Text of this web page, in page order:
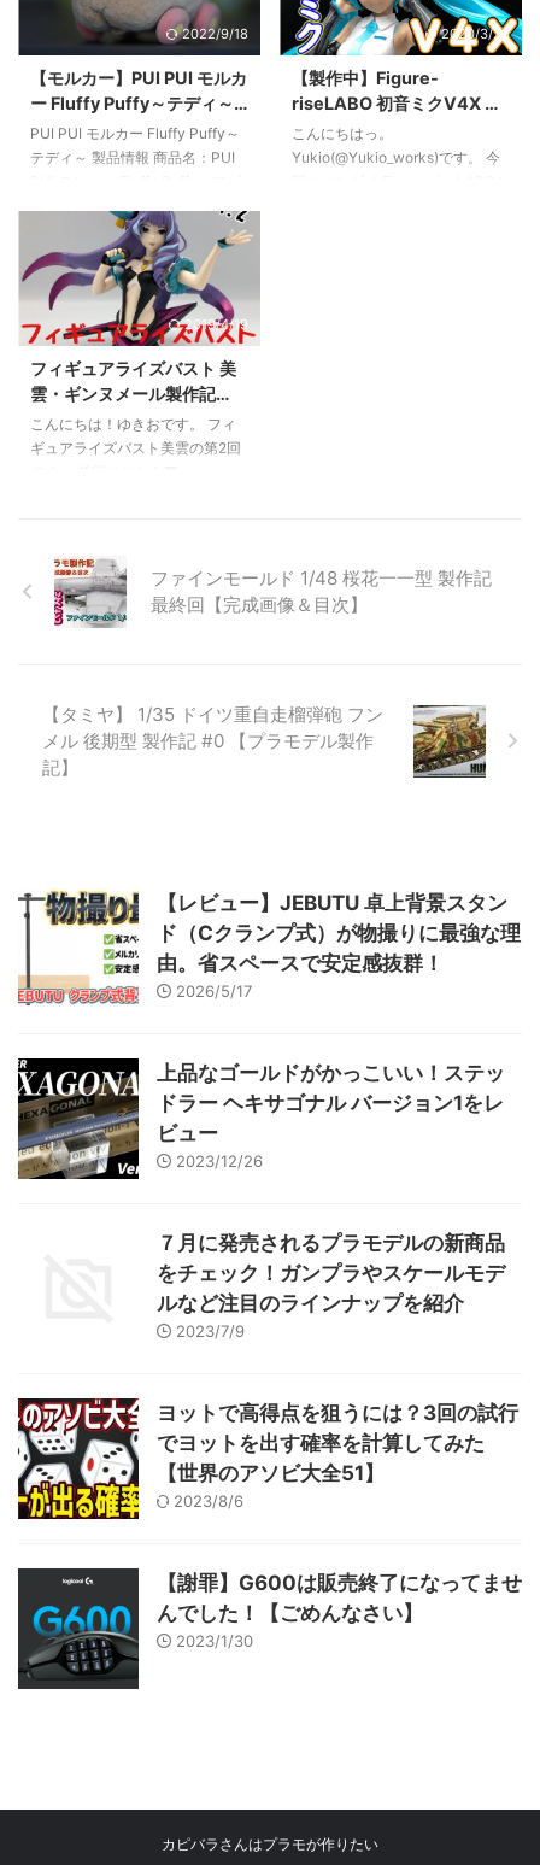
2022/9/18
【モルカー】PUI PUI モルカ
ー Fluffy Puffy～テディ～
【プライズレビュー】
PUI PUI モルカー Fluffy Puffy～
テディ～ 製品情報 商品名：PUI
バンダイシリーズ：Fluffy
Puffy（フラッフィーパフィー）
約7cm発売日（出荷日）：2022
年4月25日 レビュー ユニークな
ふわふわ繊維が特徴のFluffy
PuffyシリーズからPUI PUI モル
カーよりテディが登場です。 外
箱の割に小さめの本体。内部は段
ボールで包まれていて、重心はほ
ぼ中央で固定されています。
2020/3/23
【製作中】Figure-
riseLABO 初音ミクV4X レ
ビュー
こんにちはっ。
Yukio(@Yukio_works)です。 今
2019/4/19
フィギュアライズバスト 美
雲・ギンヌメール製作記
Part.２
こんにちは！ゆきおです。 フィ
ギュアライズバスト美雲の第2回
パーツ。塗装仕上げの予定で適宜
シールを張っていくわけですが早
速失敗しました(笑) 胸の部分に当
ですねー。 谷間が深いのも罪な
ものです・・・ 結局胸の部分は
Mr.カラーのホワイトを吹 ...
ファインモールド 1/48 桜花一一型 製作記
最終回【完成画像＆目次】
【タミヤ】 1/35 ドイツ重自走榴弾砲 フン
メル 後期型 製作記 #0 【プラモデル製作
記】
【レビュー】JEBUTU 卓上背景スタン
ド（Cクランプ式）が物撮りに最強な理
由。省スペースで安定感抜群！
2026/5/17
上品なゴールドがかっこいい！ステッ
ドラー ヘキサゴナル バージョン1をレ
ビュー
2023/12/26
７月に発売されるプラモデルの新商品
をチェック！ガンプラやスケールモデ
ルなど注目のラインナップを紹介
2023/7/9
ヨットで高得点を狙うには？3回の試行
でヨットを出す確率を計算してみた
【世界のアソビ大全51】
2023/8/6
【謝罪】G600は販売終了になってませ
んでした！【ごめんなさい】
2023/1/30
カピバラさんはプラモが作りたい